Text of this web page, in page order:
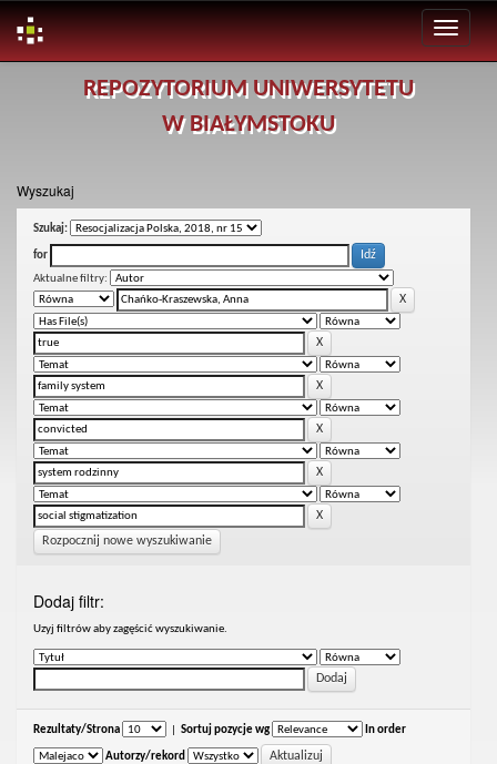
REPOZYTORIUM UNIWERSYTETU
W BIAŁYMSTOKU
Wyszukaj
Szukaj:
for
Aktualne filtry:
Rozpocznij nowe wyszukiwanie
Dodaj filtr:
Uzyj filtrów aby zagęścić wyszukiwanie.
Rezultaty/Strona Sortuj pozycje wg In order
Autorzy/rekord